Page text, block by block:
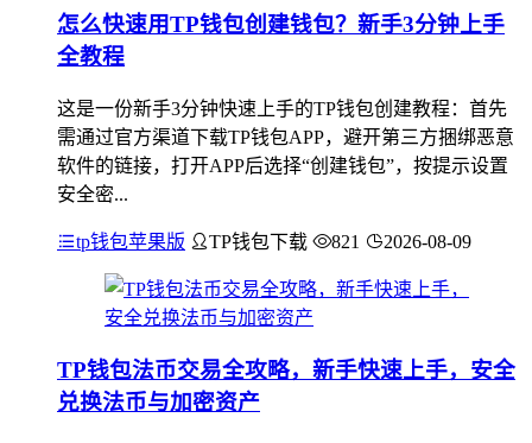
怎么快速用TP钱包创建钱包？新手3分钟上手
全教程
这是一份新手3分钟快速上手的TP钱包创建教程：首先
需通过官方渠道下载TP钱包APP，避开第三方捆绑恶意
软件的链接，打开APP后选择“创建钱包”，按提示设置
安全密...
tp钱包苹果版 TP钱包下载 821 2026-08-09
TP钱包法币交易全攻略，新手快速上手，安全
兑换法币与加密资产